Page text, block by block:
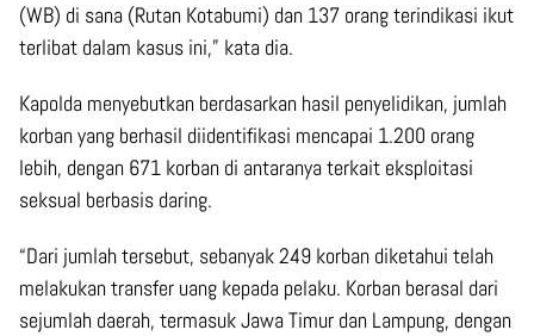
(WB) di sana (Rutan Kotabumi) dan 137 orang terindikasi ikut
terlibat dalam kasus ini,” kata dia.
Kapolda menyebutkan berdasarkan hasil penyelidikan, jumlah
korban yang berhasil diidentifikasi mencapai 1.200 orang
lebih, dengan 671 korban di antaranya terkait eksploitasi
seksual berbasis daring.
“Dari jumlah tersebut, sebanyak 249 korban diketahui telah
melakukan transfer uang kepada pelaku. Korban berasal dari
sejumlah daerah, termasuk Jawa Timur dan Lampung, dengan